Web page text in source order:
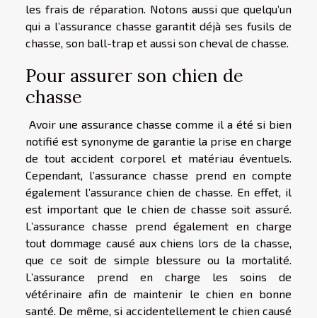
les frais de réparation. Notons aussi que quelqu’un
qui a l’assurance chasse garantit déjà ses fusils de
chasse, son ball-trap et aussi son cheval de chasse.
Pour assurer son chien de
chasse
Avoir une assurance chasse comme il a été si bien
notifié est synonyme de garantie la prise en charge
de tout accident corporel et matériau éventuels.
Cependant, l’assurance chasse prend en compte
également l’assurance chien de chasse. En effet, il
est important que le chien de chasse soit assuré.
L’assurance chasse prend également en charge
tout dommage causé aux chiens lors de la chasse,
que ce soit de simple blessure ou la mortalité.
L’assurance prend en charge les soins de
vétérinaire afin de maintenir le chien en bonne
santé. De même, si accidentellement le chien causé